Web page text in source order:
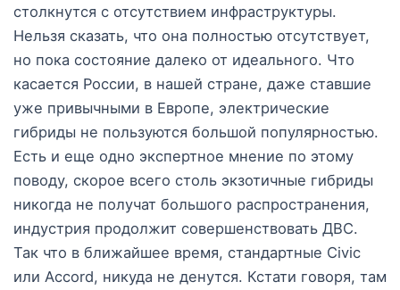
столкнутся с отсутствием инфраструктуры.
Нельзя сказать, что она полностью отсутствует,
но пока состояние далеко от идеального. Что
касается России, в нашей стране, даже ставшие
уже привычными в Европе, электрические
гибриды не пользуются большой популярностью.
Есть и еще одно экспертное мнение по этому
поводу, скорое всего столь экзотичные гибриды
никогда не получат большого распространения,
индустрия продолжит совершенствовать ДВС.
Так что в ближайшее время, стандартные Civic
или Accord, никуда не денутся. Кстати говоря, там